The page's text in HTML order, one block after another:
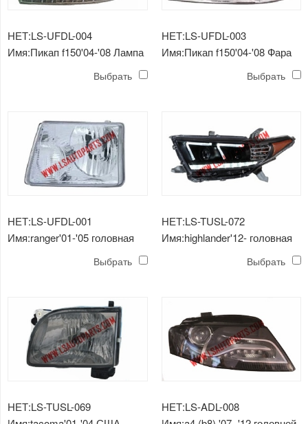
НЕТ:LS-UFDL-004
Имя:Пикап f150'04-'08 Лампа
для проектора h3 / h1 / 3157a
Выбрать
НЕТ:LS-UFDL-003
Имя:Пикап f150'04-'08 Фара
отражатель / прозрачная
Выбрать
НЕТ:LS-UFDL-001
Имя:ranger'01-'05 головная
прозрачная линза hb5 / 3157a
Выбрать
НЕТ:LS-TUSL-072
Имя:highlander'12- головная
лампа светодиодная h1 / h1 /
Выбрать
НЕТ:LS-TUSL-069
НЕТ:LS-ADL-008